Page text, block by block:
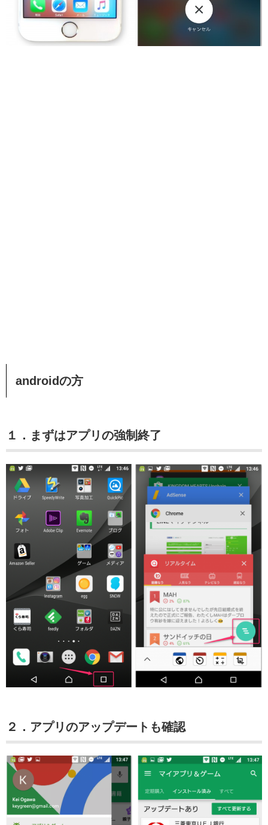
androidの方
１．まずはアプリの強制終了
２．アプリのアップデートも確認